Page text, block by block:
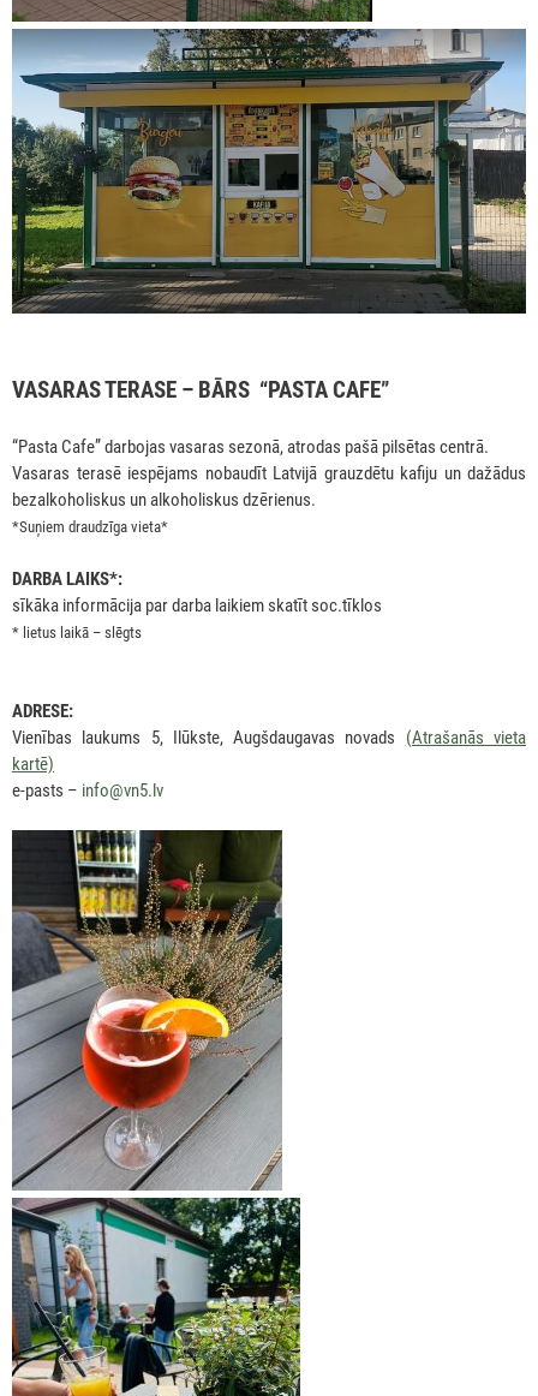
VASARAS TERASE – BĀRS “PASTA CAFE”
“Pasta Cafe” darbojas vasaras sezonā, atrodas pašā pilsētas centrā.
Vasaras terasē iespējams nobaudīt Latvijā grauzdētu kafiju un dažādus
bezalkoholiskus un alkoholiskus dzērienus.
*Suņiem draudzīga vieta*
DARBA LAIKS*:
sīkāka informācija par darba laikiem skatīt soc.tīklos
* lietus laikā – slēgts
ADRESE:
Vienības laukums 5, Ilūkste, Augšdaugavas novads (Atrašanās vieta
kartē)
e-pasts – info@vn5.lv